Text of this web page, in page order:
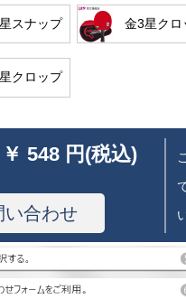
スナップ 金3星クロ
クロップ
￥ 548 円(税込)
い合わせ